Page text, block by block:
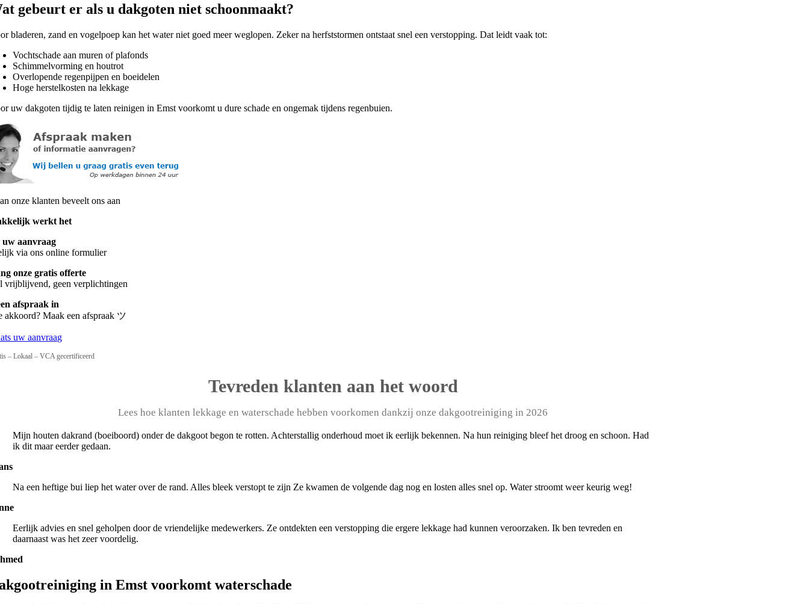
gebeurt er als u dakgoten niet schoonmaakt?
bladeren, zand en vogelpoep kan het water niet goed meer weglopen. Zeker na herfststormen ontstaat snel een verstopping. Dat leidt vaak tot:
Vochtschade aan muren of plafonds
Schimmelvorming en houtrot
Overlopende regenpijpen en boeidelen
Hoge herstelkosten na lekkage
uw dakgoten tijdig te laten reinigen in Emst voorkomt u dure schade en ongemak tijdens regenbuien.
onze klanten beveelt ons aan
werkt het
uw aanvraag
via ons online formulier
onze gratis offerte
vrijblijvend, geen verplichtingen
afspraak in
akkoord? Maak een afspraak ツ
uw aanvraag
– Lokaal – VCA gecertificeerd
Tevreden klanten aan het woord
Lees hoe klanten lekkage en waterschade hebben voorkomen dankzij onze dakgootreiniging in 2026
Mijn houten dakrand (boeiboord) onder de dakgoot begon te rotten. Achterstallig onderhoud moet ik eerlijk bekennen. Na hun reiniging bleef het droog en schoon. Had
ik dit maar eerder gedaan.
Na een heftige bui liep het water over de rand. Alles bleek verstopt te zijn Ze kwamen de volgende dag nog en losten alles snel op. Water stroomt weer keurig weg!
Eerlijk advies en snel geholpen door de vriendelijke medewerkers. Ze ontdekten een verstopping die ergere lekkage had kunnen veroorzaken. Ik ben tevreden en
daarnaast was het zeer voordelig.
in Emst voorkomt waterschade